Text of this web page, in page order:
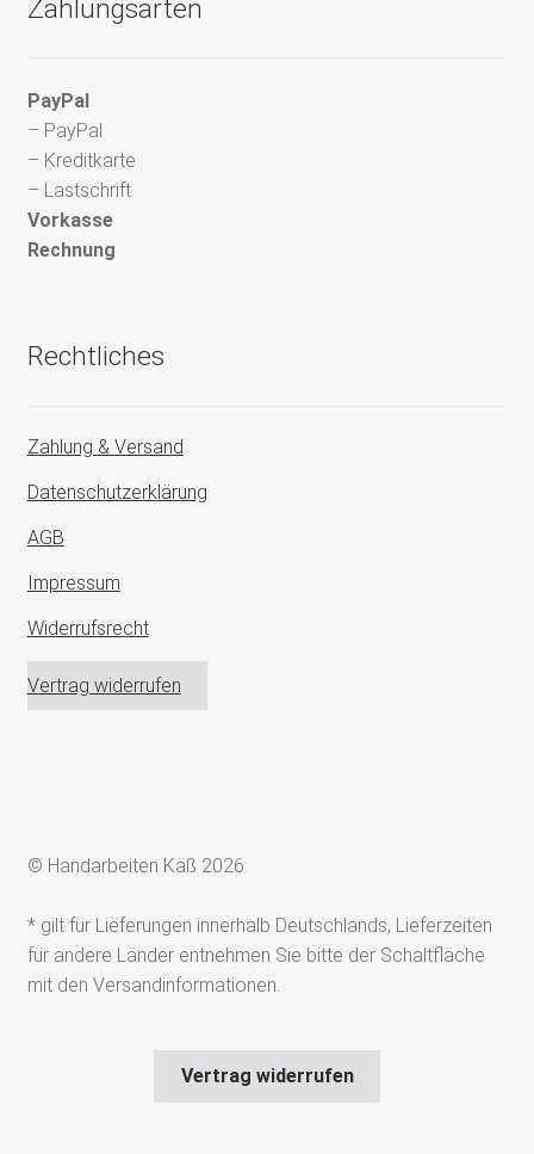
Zahlungsarten
PayPal
– PayPal
– Kreditkarte
– Lastschrift
Vorkasse
Rechnung
Rechtliches
Zahlung & Versand
Datenschutzerklärung
AGB
Impressum
Widerrufsrecht
Vertrag widerrufen
© Handarbeiten Käß 2026
* gilt für Lieferungen innerhalb Deutschlands, Lieferzeiten
für andere Länder entnehmen Sie bitte der Schaltfläche
mit den Versandinformationen.
Vertrag widerrufen